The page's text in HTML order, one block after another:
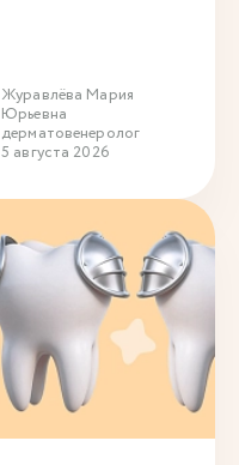
Журавлёва Мария
Юрьевна
дерматовенеролог
5 августа 2026